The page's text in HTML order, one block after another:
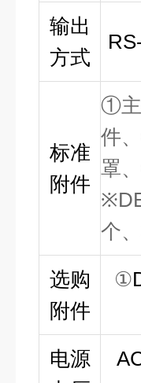
输出
方式
标准
附件
①
件、
罩、
※
个
选购
附件
①
电源